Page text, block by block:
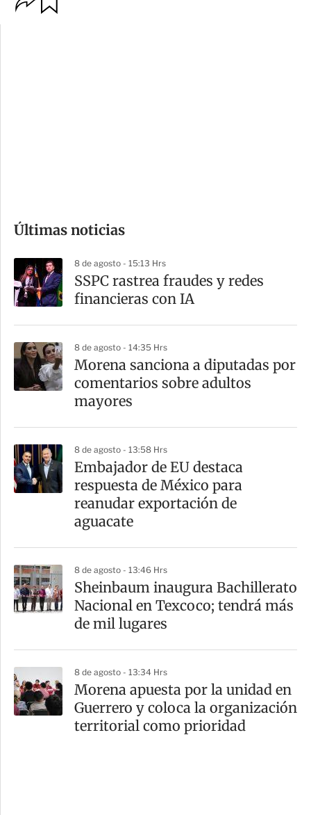
m
a
r
t
r
Últimas noticias
8 de agosto - 15:13 Hrs
SSPC rastrea fraudes y redes
financieras con IA
8 de agosto - 14:35 Hrs
Morena sanciona a diputadas por
comentarios sobre adultos
mayores
8 de agosto - 13:58 Hrs
Embajador de EU destaca
respuesta de México para
reanudar exportación de
aguacate
8 de agosto - 13:46 Hrs
Sheinbaum inaugura Bachillerato
Nacional en Texcoco; tendrá más
de mil lugares
8 de agosto - 13:34 Hrs
Morena apuesta por la unidad en
Guerrero y coloca la organización
territorial como prioridad